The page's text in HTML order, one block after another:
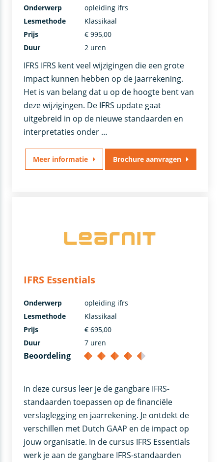
IFRS IFRS kent veel wijzigingen die een grote
impact kunnen hebben op de jaarrekening.
Het is van belang dat u op de hoogte bent van
deze wijzigingen. De IFRS update gaat
uitgebreid in op de nieuwe standaarden en
interpretaties onder …
Onderwerp
opleiding ifrs
Lesmethode
Klassikaal
Prijs
€ 995,00
Duur
2 uren
Meer informatie Brochure aanvragen
IFRS Essentials
In deze cursus leer je de gangbare IFRS-
standaarden toepassen op de financiële
verslaglegging en jaarrekening. Je ontdekt de
verschillen met Dutch GAAP en de impact op
jouw organisatie. In de cursus IFRS Essentials
werk je aan de gangbare IFRS-standaarden
Onderwerp
opleiding ifrs
Lesmethode
Klassikaal
Prijs
€ 695,00
Duur
7 uren
Beoordeling